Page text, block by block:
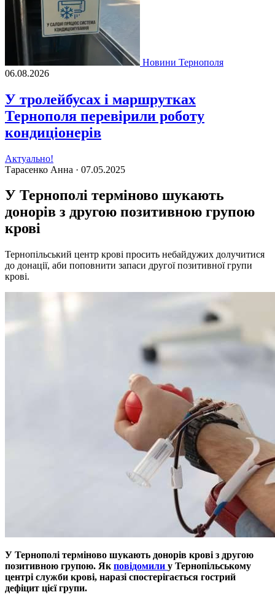
Новини Тернополя
06.08.2026
У тролейбусах і маршрутках
Тернополя перевірили роботу
кондиціонерів
Актуально!
Тарасенко Анна · 07.05.2025
У Тернополі терміново шукають
донорів з другою позитивною групою
крові
Тернопільський центр крові просить небайдужих долучитися
до донації, аби поповнити запаси другої позитивної групи
крові.
У Тернополі терміново шукають донорів крові з другою
позитивною групою. Як повідомили у Тернопільському
центрі служби крові, наразі спостерігається гострий
дефіцит цієї групи.